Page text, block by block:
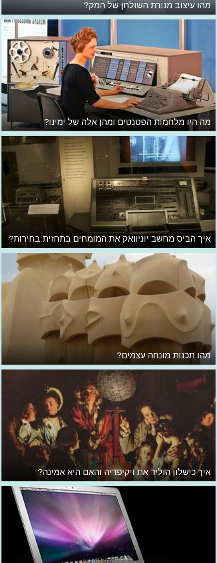
מהו עיצוב מנורת השולחן של המק?
מה היו מלחמות הפטנטים ומהן אלה של ימינו?
איך הביס מחשב יוניוואק את המומחים בתחזית בחירות?
מהו תכנות מונחה עצמים?
איך כישלון הוליד את ויקיפדיה והאם היא אמינה?